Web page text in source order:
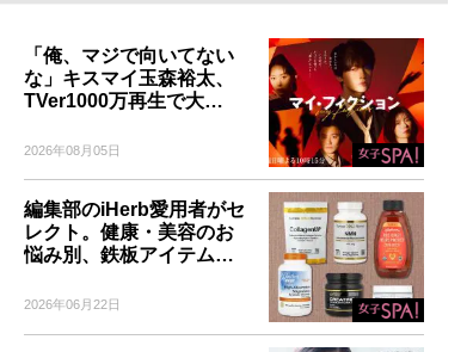
「俺、マジで向いてない
な」キスマイ玉森裕太、
TVer1000万再生で大…
2026年08月05日
編集部のiHerb愛用者がセ
レクト。健康・美容のお
悩み別、鉄板アイテム…
2026年06月22日